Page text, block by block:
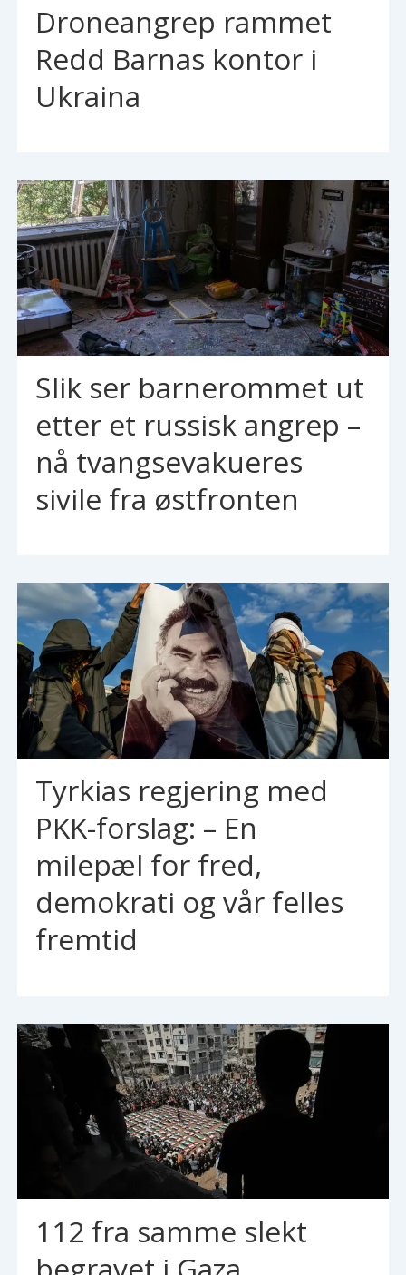
Droneangrep rammet
Redd Barnas kontor i
Ukraina
Slik ser barnerommet ut
etter et russisk angrep –
nå tvangsevakueres
sivile fra østfronten
Tyrkias regjering med
PKK-forslag: – En
milepæl for fred,
demokrati og vår felles
fremtid
112 fra samme slekt